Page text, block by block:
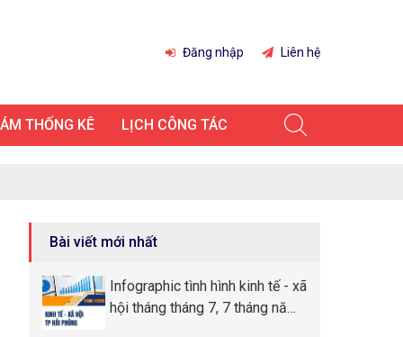
Đăng nhập Liên hệ
THỐNG KÊ LỊCH CÔNG TÁC
Bài viết mới nhất
Infographic tình hình kinh tế - xã
hội tháng tháng 7, 7 tháng năm